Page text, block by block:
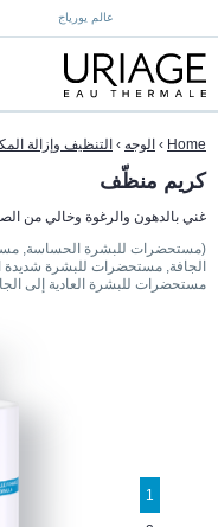
عالم يورياج
Home
› الوجه › التنظيف وإزالة
كريم منظّف
غني بالدهون والرغوة وخالي من
(مستحضرات للبشرة الحساسة,
الجافة, مستحضرات للبشرة
مستحضرات للبشرة العادية إلى
1